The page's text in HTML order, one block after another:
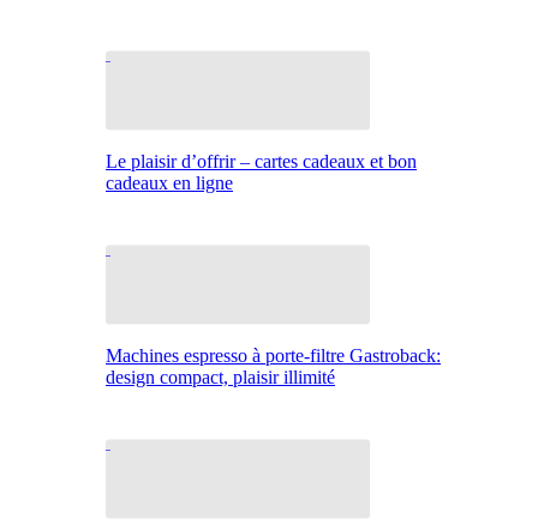
Le plaisir d’offrir – cartes cadeaux et bon
cadeaux en ligne
Machines espresso à porte-filtre Gastroback:
design compact, plaisir illimité